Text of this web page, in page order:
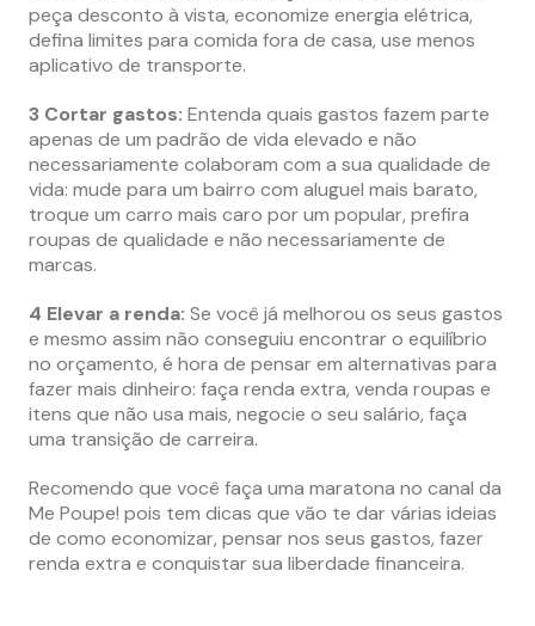
peça desconto à vista, economize energia elétrica,
defina limites para comida fora de casa, use menos
aplicativo de transporte.
3 Cortar gastos: Entenda quais gastos fazem parte
apenas de um padrão de vida elevado e não
necessariamente colaboram com a sua qualidade de
vida: mude para um bairro com aluguel mais barato,
troque um carro mais caro por um popular, prefira
roupas de qualidade e não necessariamente de
marcas.
4 Elevar a renda: Se você já melhorou os seus gastos
e mesmo assim não conseguiu encontrar o equilíbrio
no orçamento, é hora de pensar em alternativas para
fazer mais dinheiro: faça renda extra, venda roupas e
itens que não usa mais, negocie o seu salário, faça
uma transição de carreira.
Recomendo que você faça uma maratona no canal da
Me Poupe! pois tem dicas que vão te dar várias ideias
de como economizar, pensar nos seus gastos, fazer
renda extra e conquistar sua liberdade financeira.